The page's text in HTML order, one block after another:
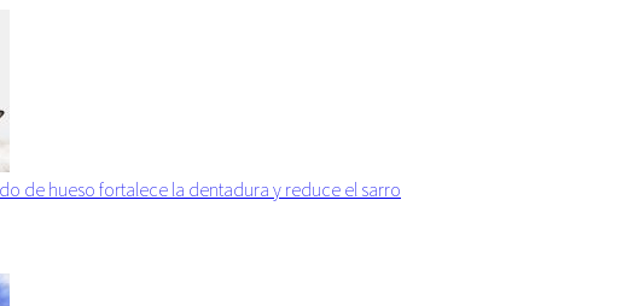
de hueso fortalece la dentadura y reduce el sarro